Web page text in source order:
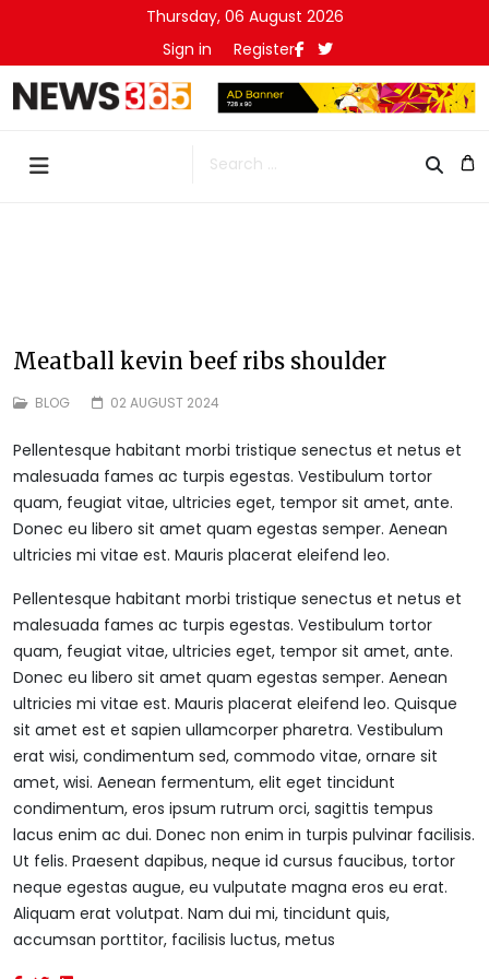
Thursday, 06 August 2026
Sign in
Register
Search
Meatball kevin beef ribs shoulder
BLOG 02 AUGUST 2024
Pellentesque habitant morbi tristique senectus et netus et
malesuada fames ac turpis egestas. Vestibulum tortor
quam, feugiat vitae, ultricies eget, tempor sit amet, ante.
Donec eu libero sit amet quam egestas semper. Aenean
ultricies mi vitae est. Mauris placerat eleifend leo.
Pellentesque habitant morbi tristique senectus et netus et
malesuada fames ac turpis egestas. Vestibulum tortor
quam, feugiat vitae, ultricies eget, tempor sit amet, ante.
Donec eu libero sit amet quam egestas semper. Aenean
ultricies mi vitae est. Mauris placerat eleifend leo. Quisque
sit amet est et sapien ullamcorper pharetra. Vestibulum
erat wisi, condimentum sed, commodo vitae, ornare sit
amet, wisi. Aenean fermentum, elit eget tincidunt
condimentum, eros ipsum rutrum orci, sagittis tempus
lacus enim ac dui. Donec non enim in turpis pulvinar facilisis.
Ut felis. Praesent dapibus, neque id cursus faucibus, tortor
neque egestas augue, eu vulputate magna eros eu erat.
Aliquam erat volutpat. Nam dui mi, tincidunt quis,
accumsan porttitor, facilisis luctus, metus